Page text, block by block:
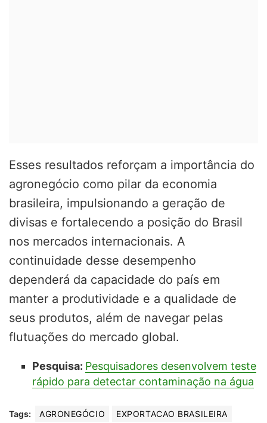
Esses resultados reforçam a importância do
agronegócio como pilar da economia
brasileira, impulsionando a geração de
divisas e fortalecendo a posição do Brasil
nos mercados internacionais. A
continuidade desse desempenho
dependerá da capacidade do país em
manter a produtividade e a qualidade de
seus produtos, além de navegar pelas
flutuações do mercado global.
Pesquisa: Pesquisadores desenvolvem teste
rápido para detectar contaminação na água
Tags: AGRONEGÓCIO
EXPORTACAO BRASILEIRA